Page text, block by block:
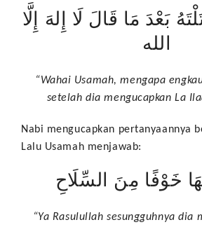
بَعْدَ مَا قَالَ لَا إِلهَ إِلَّا
الله
“Wahai Usamah, mengapa
setelah dia mengucapkan La
Nabi mengucapkan pertanyaannya
Lalu Usamah menjawab:
خَوْفًا مِنَ السِّلَاحِ
“Ya Rasulullah sesungguhnya dia